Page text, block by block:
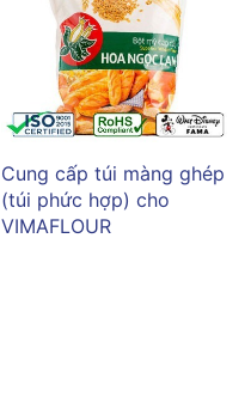
Cung cấp túi màng ghép
(túi phức hợp) cho
VIMAFLOUR